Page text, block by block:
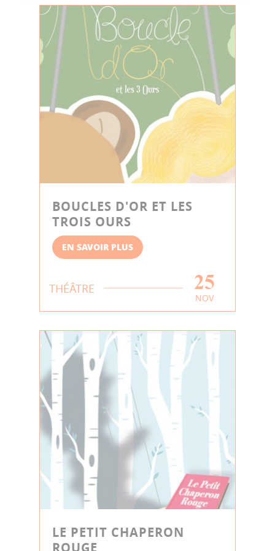
BOUCLES D'OR ET LES
TROIS OURS
EN SAVOIR PLUS
THÉÂTRE 25
NOV
LE PETIT CHAPERON
ROUGE